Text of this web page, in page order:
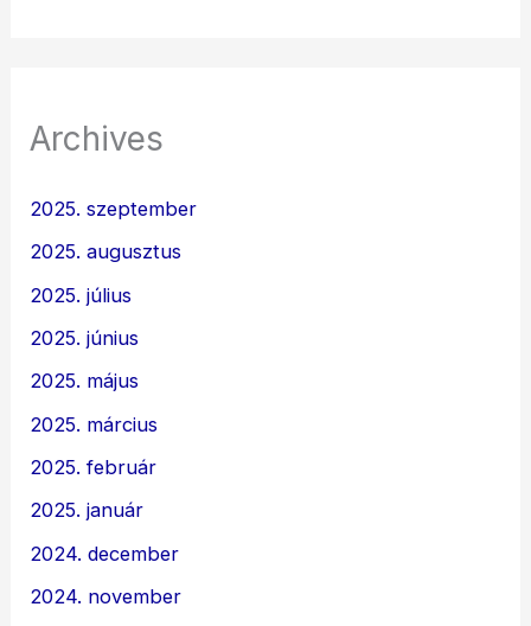
Archives
2025. szeptember
2025. augusztus
2025. július
2025. június
2025. május
2025. március
2025. február
2025. január
2024. december
2024. november